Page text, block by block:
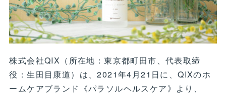
株式会社QIX（所在地：東京都町田市、代表取締
役：生田目康道）は、2021年4月21日に、QIXのホ
ームケアブランド《パラソルヘルスケア》より、